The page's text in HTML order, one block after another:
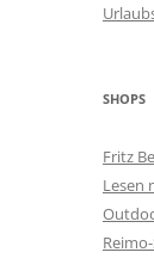
SHOPS
Fritz
Lesen